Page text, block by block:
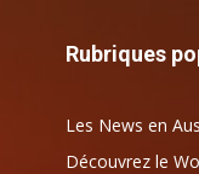
Rubriques
Les News en
Découvrez le